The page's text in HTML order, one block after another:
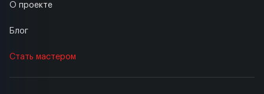
О проекте
Блог
Стать мастером